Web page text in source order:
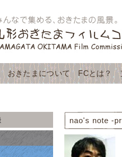
おきたまについて FCとは？
nao's note -